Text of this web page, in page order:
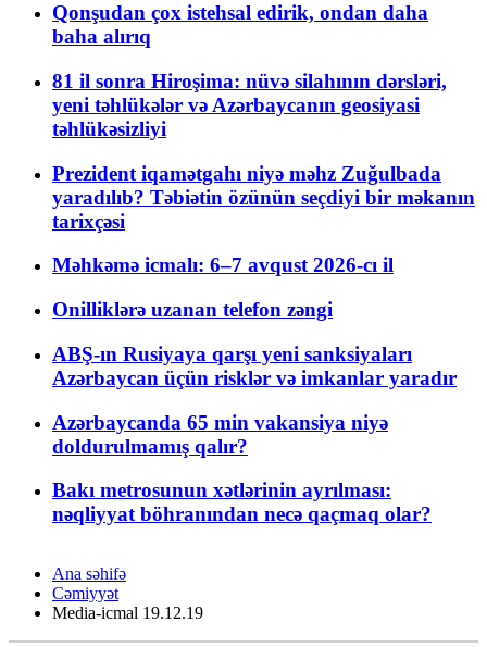
Qonşudan çox istehsal edirik, ondan daha
baha alırıq
81 il sonra Hiroşima: nüvə silahının dərsləri,
yeni təhlükələr və Azərbaycanın geosiyasi
təhlükəsizliyi
Prezident iqamətgahı niyə məhz Zuğulbada
yaradılıb? Təbiətin özünün seçdiyi bir məkanın
tarixçəsi
Məhkəmə icmalı: 6–7 avqust 2026-cı il
Onilliklərə uzanan telefon zəngi
ABŞ-ın Rusiyaya qarşı yeni sanksiyaları
Azərbaycan üçün risklər və imkanlar yaradır
Azərbaycanda 65 min vakansiya niyə
doldurulmamış qalır?
Bakı metrosunun xətlərinin ayrılması:
nəqliyyat böhranından necə qaçmaq olar?
Ana səhifə
Cəmiyyət
Media-icmal 19.12.19